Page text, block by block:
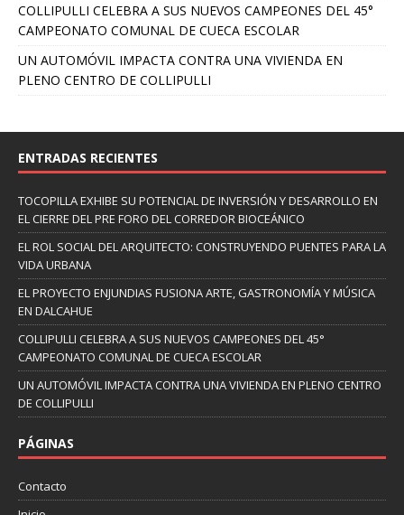
COLLIPULLI CELEBRA A SUS NUEVOS CAMPEONES DEL 45°
CAMPEONATO COMUNAL DE CUECA ESCOLAR
UN AUTOMÓVIL IMPACTA CONTRA UNA VIVIENDA EN
PLENO CENTRO DE COLLIPULLI
ENTRADAS RECIENTES
TOCOPILLA EXHIBE SU POTENCIAL DE INVERSIÓN Y DESARROLLO EN
EL CIERRE DEL PRE FORO DEL CORREDOR BIOCEÁNICO
EL ROL SOCIAL DEL ARQUITECTO: CONSTRUYENDO PUENTES PARA LA
VIDA URBANA
EL PROYECTO ENJUNDIAS FUSIONA ARTE, GASTRONOMÍA Y MÚSICA
EN DALCAHUE
COLLIPULLI CELEBRA A SUS NUEVOS CAMPEONES DEL 45°
CAMPEONATO COMUNAL DE CUECA ESCOLAR
UN AUTOMÓVIL IMPACTA CONTRA UNA VIVIENDA EN PLENO CENTRO
DE COLLIPULLI
PÁGINAS
Contacto